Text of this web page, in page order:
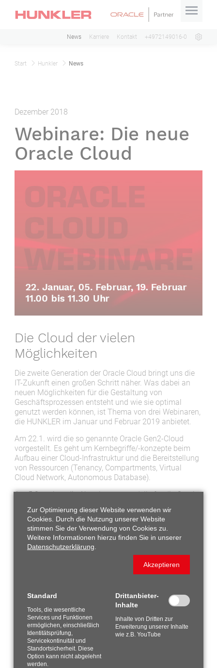
News Karriere Kontakt +4972149016-0
Start Hunkler News
Dezember 2018
Webinare: Die neue
Oracle Cloud
Die Cloud der vielen
Möglichkeiten
Die zweite Generation der Oracle Cloud bringt uns die
IT-Zukunft einen großen Schritt näher. Was dabei an
neuen Möglichkeiten für die Gestaltung von
Geschäftsprozessen entsteht und wie sie optimal
genutzt werden können, ist Thema von drei Webinaren,
die HUNKLER im Januar und Februar 2019 anbietet.
Am 22.1. wird die so genannte Oracle Gen2-Cloud
vorgestellt. Es geht um Kernbegriffe/-konzepte beim
Aufbau einer Cloud-Infrastruktur und die Bereitstellung
von Ressourcen (Tenancy, Compartments, Virtual
Cloud Network, Autonomous Database).
Am 5.2. stehen die Abrechnungsmodelle für die Oracle
bedarfsgerecht genutzt werden und wo liegen die
Unterschiede zur On-Premise-Lizenzierung?
Am 19.2. richtet sich der Blick auf das System
Monitoring auf Basis der Oracle Management Cloud
verschiedener Ausprägung dazu anbietet.
Eine Anmeldung ist zur Teilnahme erforderlich.
Die Webinare sind aufgezeichnet und können online
hier abgerufen werden:
Webinare ansehen
ZURÜCK ZUR ÜBERSICHT
Zur Optimierung dieser Website verwenden wir
Cookies. Durch die Nutzung unserer Website
stimmen Sie der Verwendung von Cookies zu.
Weitere Informationen hierzu finden Sie in unserer
Datenschutzerklärung.
Akzeptieren
Standard
Tools, die wesentliche
Services und Funktionen
ermöglichen, einschließlich
Identitätsprüfung,
Servicekontinuität und
Standortsicherheit. Diese
Option kann nicht abgelehnt
werden.
Drittanbieter-
Inhalte
Inhalte von Dritten zur
Erweiterung unserer Inhalte
wie z.B. YouTube